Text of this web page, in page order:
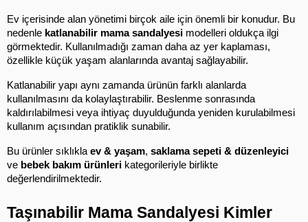
Ev içerisinde alan yönetimi birçok aile için önemli bir konudur. Bu
nedenle katlanabilir mama sandalyesi modelleri oldukça ilgi
görmektedir. Kullanılmadığı zaman daha az yer kaplaması,
özellikle küçük yaşam alanlarında avantaj sağlayabilir.
Katlanabilir yapı aynı zamanda ürünün farklı alanlarda
kullanılmasını da kolaylaştırabilir. Beslenme sonrasında
kaldırılabilmesi veya ihtiyaç duyulduğunda yeniden kurulabilmesi
kullanım açısından pratiklik sunabilir.
Bu ürünler sıklıkla ev & yaşam, saklama sepeti & düzenleyici
ve bebek bakım ürünleri kategorileriyle birlikte
değerlendirilmektedir.
Taşınabilir Mama Sandalyesi Kimler